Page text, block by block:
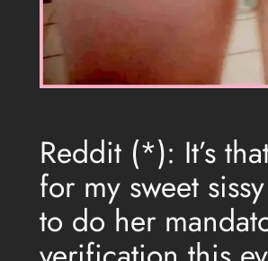
Reddit (*): It’s
for my sweet
to do her